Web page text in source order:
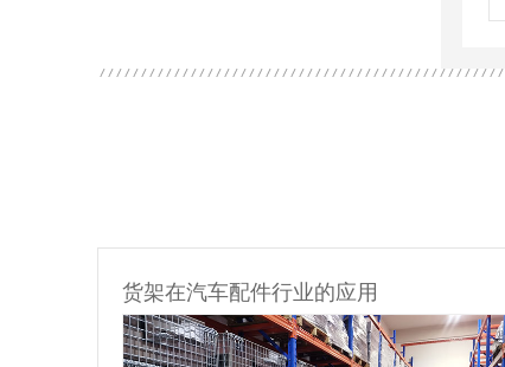
货架在汽车配件行业的应用